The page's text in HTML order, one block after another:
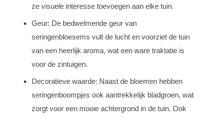
ze visuele interesse toevoegen aan elke tuin.
Geur: De bedwelmende geur van
seringenbloesems vult de lucht en voorziet de tuin
van een heerlijk aroma, wat een ware traktatie is
voor de zintuigen.
Decoratieve waarde: Naast de bloemen hebben
seringenboompjes ook aantrekkelijk bladgroen, wat
zorgt voor een mooie achtergrond in de tuin. Ook